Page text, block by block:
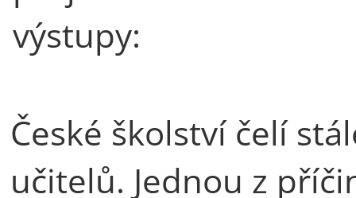
výstupy:
České školství čelí
učitelů. Jednou z